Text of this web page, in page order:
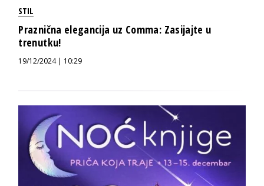
STIL
Praznična elegancija uz Comma: Zasijajte u
trenutku!
19/12/2024 | 10:29